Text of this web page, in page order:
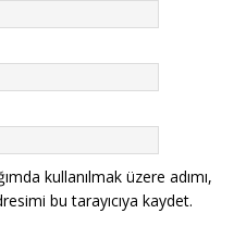
kullanılmak üzere adımı,
bu tarayıcıya kaydet.